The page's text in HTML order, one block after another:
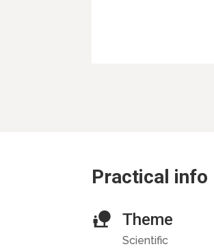
Practical info
Theme
Scientific